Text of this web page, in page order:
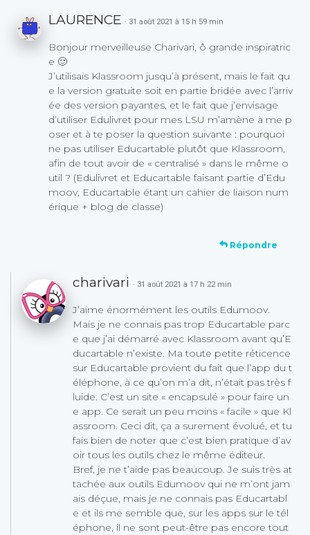
LAURENCE · 31 août 2021 à 15 h 59 min
Bonjour merveilleuse Charivari, ô grande inspiratric
e 🙂
J’utilisais Klassroom jusqu’à présent, mais le fait qu
e la version gratuite soit en partie bridée avec l’arriv
ée des version payantes, et le fait que j’envisage
d’utiliser Edulivret pour mes LSU m’amène à me p
oser et à te poser la question suivante : pourquoi
ne pas utiliser Educartable plutôt que Klassroom,
afin de tout avoir de « centralisé » dans le même o
util ? (Edulivret et Educartable faisant partie d’Edu
moov, Educartable étant un cahier de liaison num
érique + blog de classe)
Répondre
charivari · 31 août 2021 à 17 h 22 min
J’aime énormément les outils Edumoov.
Mais je ne connais pas trop Educartable parc
e que j’ai démarré avec Klassroom avant qu’E
ducartable n’existe. Ma toute petite réticence
sur Educartable provient du fait que l’app du t
éléphone, à ce qu’on m’a dit, n’était pas très f
luide. C’est un site « encapsulé » pour faire un
e app. Ce serait un peu moins « facile » que Kl
assroom. Ceci dit, ça a surement évolué, et tu
fais bien de noter que c’est bien pratique d’av
oir tous les outils chez le même éditeur.
Bref, je ne t’aide pas beaucoup. Je suis très at
tachée aux outils Edumoov qui ne m’ont jam
ais déçue, mais je ne connais pas Educartabl
e et ils me semble que, sur les apps sur le tél
éphone, il ne sont peut-être pas encore tout